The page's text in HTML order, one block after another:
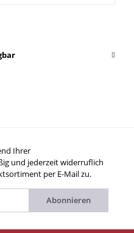
Ihrer
und jederzeit widerruflich
per E-Mail zu.
Abonnieren